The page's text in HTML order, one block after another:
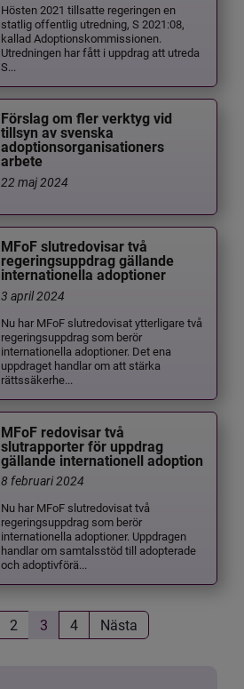
Hösten 2021 tillsatte regeringen en
statlig offentlig utredning, S 2021:08,
kallad Adoptionskommissionen.
Utredningen har fått i uppdrag att utreda
S...
Förslag om fler verktyg vid
tillsyn av svenska
adoptionsorganisationers
arbete
22 maj 2024
MFoF slutredovisar två
regeringsuppdrag gällande
internationella adoptioner
3 april 2024
Nu har MFoF slutredovisat ytterligare två
regeringsuppdrag som berör
internationella adoptioner. Det ena
uppdraget handlar om att stärka
rättssäkerhe...
MFoF redovisar två
slutrapporter för uppdrag
gällande internationell adoption
8 februari 2024
Nu har MFoF slutredovisat två
regeringsuppdrag som berör
internationella adoptioner. Uppdragen
handlar om samtalsstöd till adopterade
och adoptivförä...
2 3 4 Nästa